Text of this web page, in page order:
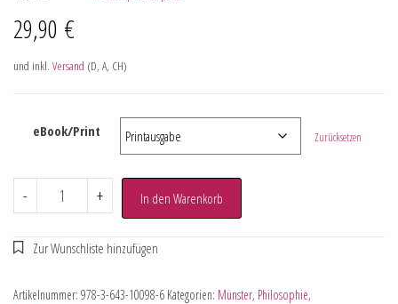
29,90 €
und inkl. Versand (D, A, CH)
eBook/Print Zurücksetzen
- + In den Warenkorb
Artikelnummer: 978-3-643-10098-6 Kategorien: Münster, Philosophie,